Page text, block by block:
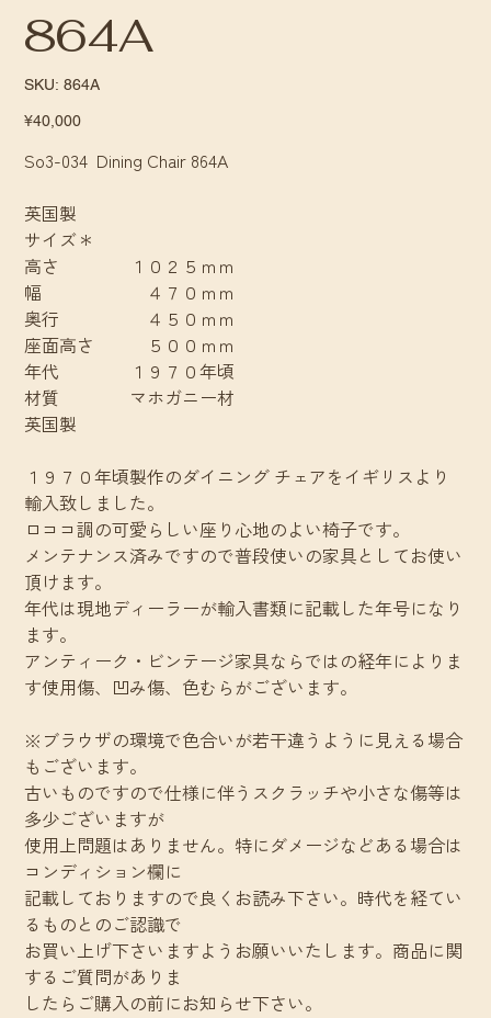
864A
SKU: SKU
864A
864A
Price
¥40,000
So3-034 Dining Chair 864A
英国製
サイズ＊
高さ １０２５ｍｍ
幅 ４７０ｍｍ
奥行 ４５０ｍｍ
座面高さ ５００ｍｍ
年代 １９７０年頃
材質 マホガニー材
英国製
１９７０年頃製作のダイニング チェアをイギリスより
輸入致しました。
ロココ調の可愛らしい座り心地のよい椅子です。
メンテナンス済みですので普段使いの家具としてお使い
頂けます。
年代は現地ディーラーが輸入書類に記載した年号になり
ます。
アンティーク・ビンテージ家具ならではの経年によりま
す使用傷、凹み傷、色むらがございます。
※ブラウザの環境で色合いが若干違うように見える場合
もございます。
古いものですので仕様に伴うスクラッチや小さな傷等は
多少ございますが
使用上問題はありません。特にダメージなどある場合は
コンディション欄に
記載しておりますので良くお読み下さい。時代を経てい
るものとのご認識で
お買い上げ下さいますようお願いいたします。商品に関
するご質問がありま
したらご購入の前にお知らせ下さい。